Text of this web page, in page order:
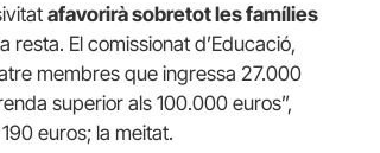
afavorirà sobretot les famílies
resta. El comissionat d’Educació,
membres que ingressa 27.000
superior als 100.000 euros”,
euros; la meitat.